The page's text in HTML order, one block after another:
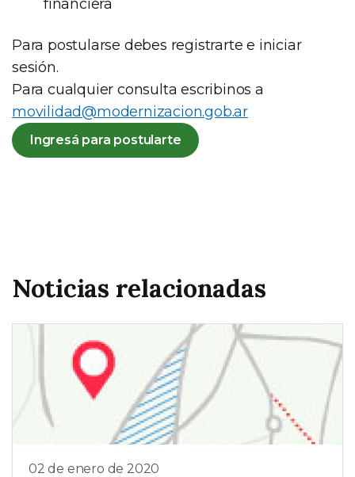
financiera
Para postularse debes registrarte e iniciar
sesión.
Para cualquier consulta escribinos a
movilidad@modernizacion.gob.ar
Ingresá para postularte
Noticias relacionadas
02 de enero de 2020